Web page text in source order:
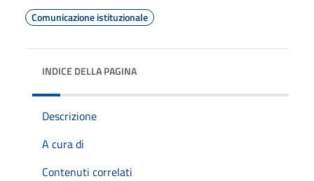
Comunicazione istituzionale
INDICE DELLA PAGINA
Descrizione
A cura di
Contenuti correlati